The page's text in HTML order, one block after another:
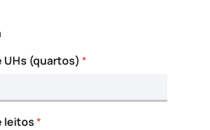
UHs (quartos) *
leitos*